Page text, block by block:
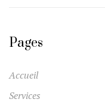
Pages
Accueil
Services